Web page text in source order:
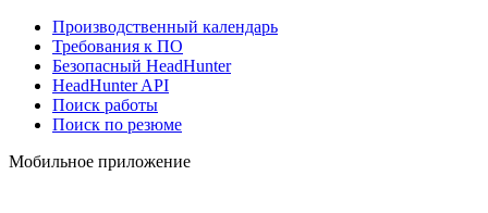
Производственный календарь
Требования к ПО
Безопасный HeadHunter
HeadHunter API
Поиск работы
Поиск по резюме
Мобильное приложение